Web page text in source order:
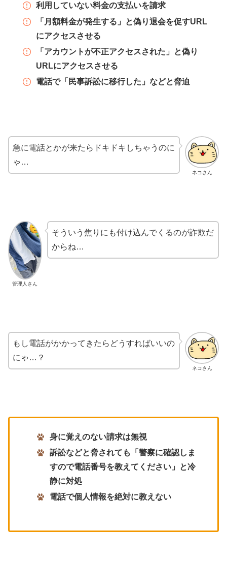
利用していない料金の支払いを請求
「月額料金が発生する」と偽り退会を促すURL
にアクセスさせる
「アカウントが不正アクセスされた」と偽り
URLにアクセスさせる
電話で「民事訴訟に移行した」などと脅迫
ネコさん
急に電話とかが来たらドキドキしちゃうのに
ゃ…
管理人さん
そういう焦りにも付け込んでくるのが詐欺だ
からね…
ネコさん
もし電話がかかってきたらどうすればいいの
にゃ…？
身に覚えのない請求は無視
訴訟などと脅されても「警察に確認しま
すので電話番号を教えてください」と冷
静に対処
電話で個人情報を絶対に教えない